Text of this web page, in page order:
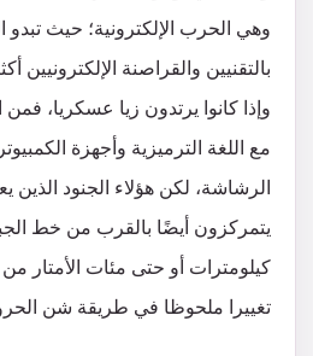
وهي الحرب الإلكترونية؛ حيث تبدو
بالتقنيين والقراصنة الإلكترونيين
وإذا كانوا يرتدون زيا عسكريا،
مع اللغة الترميزية وأجهزة
الرشاشة، لكن هؤلاء الجنود الذين
يتمركزون أيضًا بالقرب من خط
كيلومترات أو حتى مئات الأمتار من
تغييرا ملحوظا في طريقة شن